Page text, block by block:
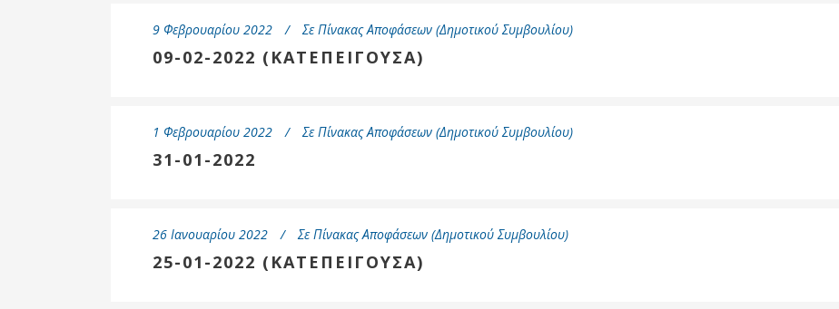
9 Φεβρουαρίου 2022 Σε Πίνακας Αποφάσεων (Δημοτικού Συμβουλίου)
09-02-2022 (ΚΑΤΕΠΕΙΓΟΥΣΑ)
1 Φεβρουαρίου 2022 Σε Πίνακας Αποφάσεων (Δημοτικού Συμβουλίου)
31-01-2022
26 Ιανουαρίου 2022 Σε Πίνακας Αποφάσεων (Δημοτικού Συμβουλίου)
25-01-2022 (ΚΑΤΕΠΕΙΓΟΥΣΑ)